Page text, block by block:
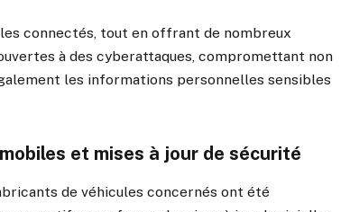
connectés, tout en offrant de nombreux
à des cyberattaques, compromettant non
les informations personnelles sensibles
et mises à jour de sécurité
de véhicules concernés ont été